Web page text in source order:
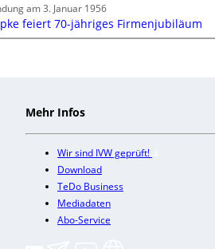
am 3. Januar 1956
feiert 70-jähriges Firmenjubiläum
Mehr Infos
Wir sind IVW geprüft!
Download
TeDo Business
Mediadaten
Abo-Service